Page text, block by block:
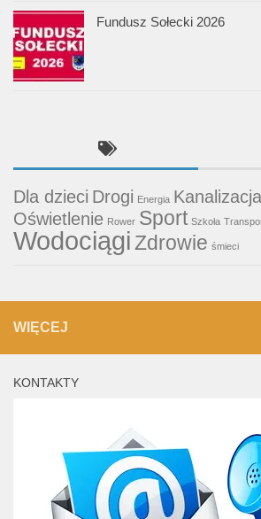
Fundusz Sołecki 2026
Dla dzieci Drogi Energia Kanalizacja
Oświetlenie Rower Sport Szkoła
WodociągiZdrowie śmieci
WIĘCEJ
KONTAKTY